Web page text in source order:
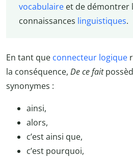
vocabulaireet de démontrer
connaissances linguistiques.
En tant que connecteur logique
la conséquence, De ce fait
synonymes :
ainsi,
alors,
c’est ainsi que,
c’est pourquoi,